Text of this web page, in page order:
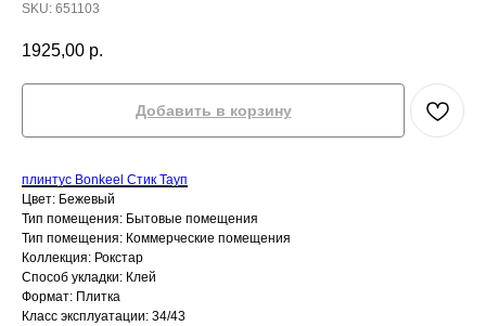
SKU: 651103
1925,00 р.
Добавить в корзину
плинтус Bonkeel Стик Тауп
Цвет: Бежевый
Тип помещения: Бытовые помещения
Тип помещения: Коммерческие помещения
Коллекция: Рокстар
Способ укладки: Клей
Формат: Плитка
Класс эксплуатации: 34/43